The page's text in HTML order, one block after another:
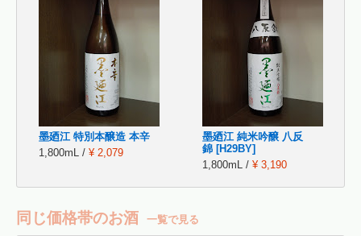
墨廼江 特別本醸造 本辛
1,800mL / ¥ 2,079
墨廼江 純米吟醸 八反
錦 [H29BY]
1,800mL / ¥ 3,190
同じ価格帯のお酒 一覧で見る